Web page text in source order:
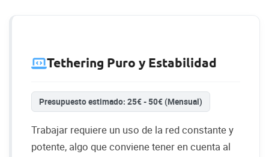
Tethering Puro y Estabilidad
Presupuesto estimado: 25€ - 50€ (Mensual)
Trabajar requiere un uso de la red constante y
potente, algo que conviene tener en cuenta al